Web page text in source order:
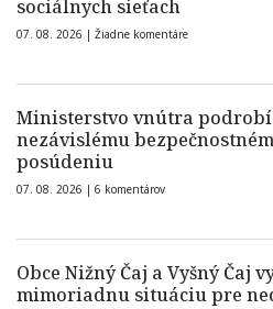
sociálnych sieťach
07. 08. 2026 | Žiadne komentáre
Ministerstvo vnútra
nezávislému
posúdeniu
07. 08. 2026 | 6 komentárov
Obce Nižný Čaj a Vyšný Čaj
mimoriadnu situáciu pre